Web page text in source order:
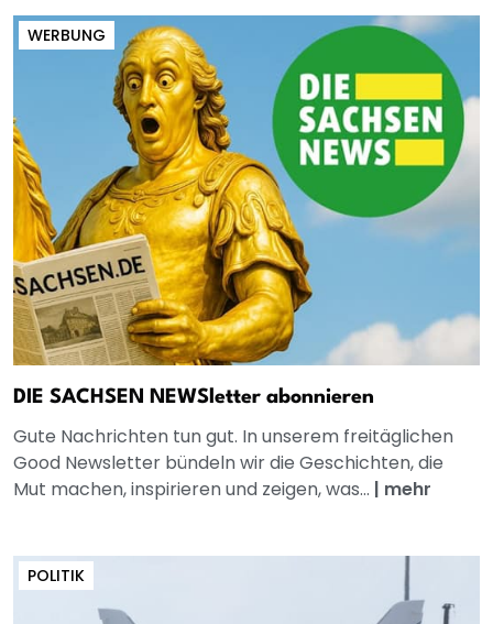
WERBUNG
DIE SACHSEN NEWSletter abonnieren
Gute Nachrichten tun gut. In unserem freitäglichen
Good Newsletter bündeln wir die Geschichten, die
Mut machen, inspirieren und zeigen, was... | mehr
POLITIK